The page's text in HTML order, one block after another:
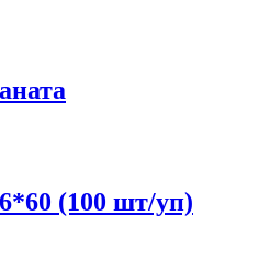
(100 шт/уп)